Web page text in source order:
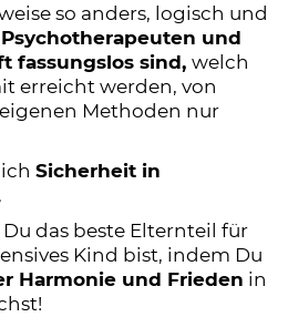
so anders, logisch und
und
fassungslos sind, welch
erreicht werden, von
Methoden nur
Sicherheit in
.
das beste Elternteil für
Kind bist, indem Du
Harmonie und Frieden in